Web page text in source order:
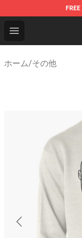
FREE
Open menu
Sally Face
ホーム/その他